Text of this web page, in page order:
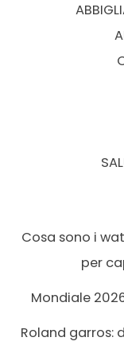
Cosa sono i
per
Mondiale
Roland garros: